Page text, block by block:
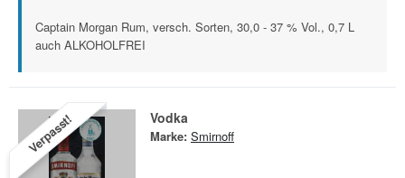
Captain Morgan Rum, versch. Sorten, 30,0 - 37 % Vol., 0,7 L
auch ALKOHOLFREI
Verpasst! Vodka
Marke: Smirnoff